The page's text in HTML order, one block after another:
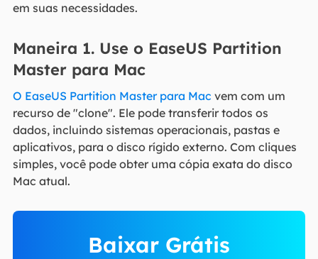
em suas necessidades.
Maneira 1. Use o EaseUS Partition
Master para Mac
O EaseUS Partition Master para Mac vem com um
recurso de "clone". Ele pode transferir todos os
dados, incluindo sistemas operacionais, pastas e
aplicativos, para o disco rígido externo. Com cliques
simples, você pode obter uma cópia exata do disco
Mac atual.
Baixar Grátis